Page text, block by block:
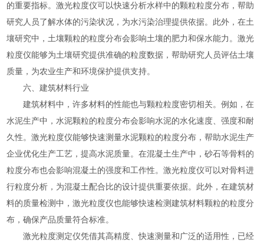
的重要指标。激光粒度仪可以快速分析水样中的颗粒粒度分布，帮助
研究人员了解水体的污染状况，为水污染治理提供依据。此外，在土
壤研究中，土壤颗粒的粒度分布会影响土壤的肥力和保水能力。激光
粒度仪能够为土壤研究提供准确的粒度数据，帮助研究人员评估土壤
质量，为农业生产和环境保护提供支持。
六、建筑材料行业
建筑材料中，许多材料的性能也与颗粒粒度密切相关。例如，在
水泥生产中，水泥颗粒的粒度分布会影响水泥的水化速度、强度和耐
久性。激光粒度仪能够快速测量水泥颗粒的粒度分布，帮助水泥生产
企业优化生产工艺，提高水泥质量。在混凝土生产中，砂石等骨料的
粒度分布也会影响混凝土的强度和工作性。激光粒度仪可以对骨料进
行粒度分析，为混凝土配合比的设计提供重要依据。此外，在建筑材
料的质量检测中，激光粒度仪也能够快速检测建筑材料颗粒的粒度分
布，确保产品质量符合标准。
激光粒度测定仪凭借其高精度、快速测量和广泛的适用性，已经